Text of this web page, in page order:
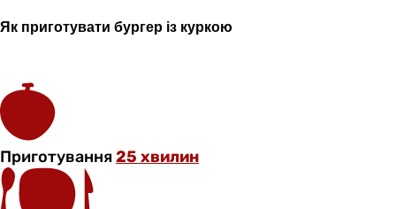
Як приготувати бургер із куркою
Приготування25 хвилин